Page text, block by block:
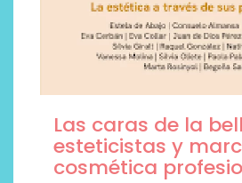
Las caras de la
esteticistas y
cosmética